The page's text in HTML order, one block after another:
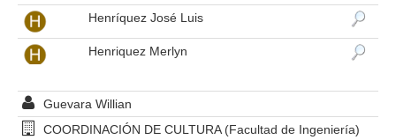
Henríquez José Luis
Henriquez Merlyn
Hernandez Arteaga Alvaro Jesus
Guevara Willian
COORDINACIÓN DE CULTURA (Facultad de Ingeniería)